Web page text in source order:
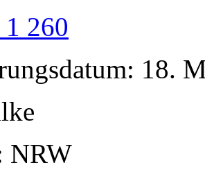
260
18.
NRW